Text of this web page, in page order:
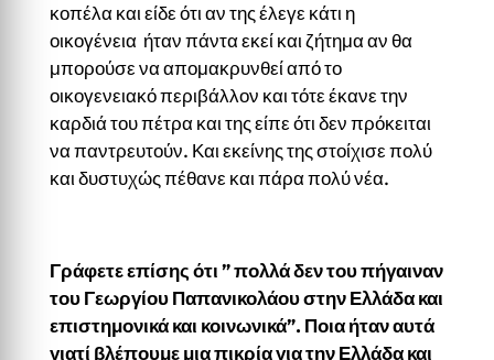
κοπέλα και είδε ότι αν της έλεγε κάτι η
οικογένεια ήταν πάντα εκεί και ζήτημα αν θα
μπορούσε να απομακρυνθεί από το
οικογενειακό περιβάλλον και τότε έκανε την
καρδιά του πέτρα και της είπε ότι δεν πρόκειται
να παντρευτούν. Και εκείνης της στοίχισε πολύ
και δυστυχώς πέθανε και πάρα πολύ νέα.
Γράφετε επίσης ότι ” πολλά δεν του πήγαιναν
του Γεωργίου Παπανικολάου στην Ελλάδα και
επιστημονικά και κοινωνικά”. Ποια ήταν αυτά
γιατί βλέπουμε μια πικρία για την Ελλάδα και